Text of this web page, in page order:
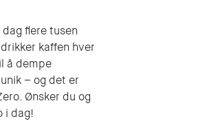
flere tusen
kaffen hver
å dempe
– og det er
Ønsker du og
i dag!